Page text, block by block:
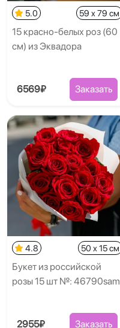
5.0 59 x 79 см
15 красно-белых роз (60
см) из Эквадора
6569₽ Заказать
4.8 50 x 15 см
Букет из российской
розы 15 шт №: 46790sam
2955₽ Заказать